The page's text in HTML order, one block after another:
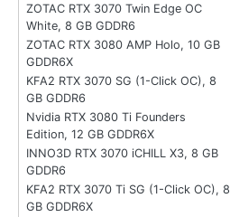
ZOTAC RTX 3070 Twin Edge OC
White, 8 GB GDDR6
ZOTAC RTX 3080 AMP Holo, 10 GB
GDDR6X
KFA2 RTX 3070 SG (1-Click OC), 8
GB GDDR6
Nvidia RTX 3080 Ti Founders
Edition, 12 GB GDDR6X
INNO3D RTX 3070 iCHILL X3, 8 GB
GDDR6
KFA2 RTX 3070 Ti SG (1-Click OC), 8
GB GDDR6X